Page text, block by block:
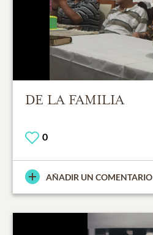
DE LA FAMILIA
0
AÑADIR UN COMENTARIO